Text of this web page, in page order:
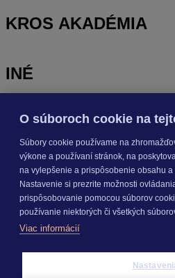
KROS AKADÉMIA
INÉ
Odoberajte
O nás
Copyright © 2026
Prihlásiť
O súboroch cookie na
Súbory cookie používame na
výkone a používaní stránok, na
na vylepšenie a prispôsobenie obsahu
Nastavenie si prezrite možnosti
prispôsobovanie pomocou súborov
používanie niektorých či všetkých
Viac informácií